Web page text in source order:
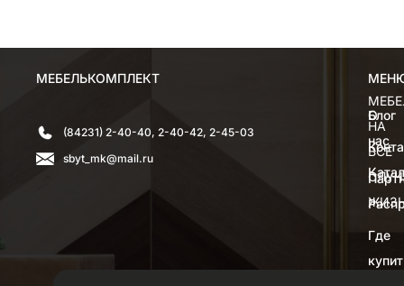
МЕБЕЛЬКОМПЛЕКТ
(84231) 2-40-40, 2-40-42, 2-45-03
sbyt_mk@mail.ru
О
нас
Где
Блог
НА
ВСЕ